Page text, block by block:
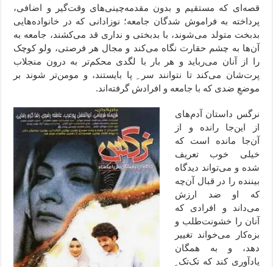
قصه‌ای که مستقیم و بدون مقدمه‌چینی‌های وقت‌گیر و اضافی،
پرداخته به فراموش شدگان جامعه؛ نوزادانی که در خانواده‌هایی
بدبخت متولد می‌شوند، با بدبختی و نداری قد می‌کشند، جامعه به
آن‌ها به چشم حقارت نگاه می‌کند و مجال هر فرصتی، ولو کوچک
را از آنان می‌رباید و هر بار با لگدی محکم‌تر به درون منجلاب
پرت‌شان می‌کند تا نتوانند سر ِ پا بایستند، و مومن‌تر شوند بر
موضعِ ضدی که با جامعه و افرادش گرفته‌اند.
نرگس داستان آدم‌‌های
از این‌جا رانده و از
آن‌جا مانده است که
خیلی خوب تعریف
شده و می‌تواند دیدگاه
بیننده را در قبال آن‌چه
که او ضد ارزش
می‌داند و افرادی که
آنان را خشونت‌طلب و
بزه‌کار می‌خواند تغییر
دهد، و به همگان
یادآوری کند که تک‌تک ِ